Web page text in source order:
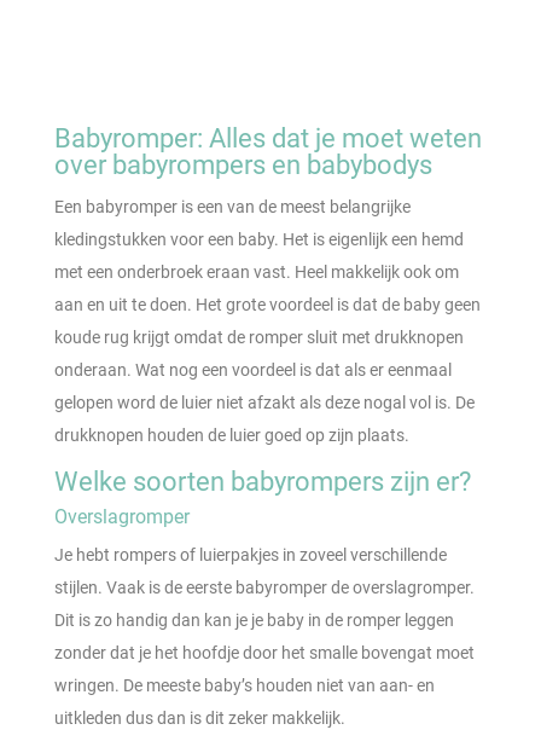
Babyromper: Alles dat je moet weten
over babyrompers en babybodys
Een babyromper is een van de meest belangrijke
kledingstukken voor een baby. Het is eigenlijk een hemd
met een onderbroek eraan vast. Heel makkelijk ook om
aan en uit te doen. Het grote voordeel is dat de baby geen
koude rug krijgt omdat de romper sluit met drukknopen
onderaan. Wat nog een voordeel is dat als er eenmaal
gelopen word de luier niet afzakt als deze nogal vol is. De
drukknopen houden de luier goed op zijn plaats.
Welke soorten babyrompers zijn er?
Overslagromper
Je hebt rompers of luierpakjes in zoveel verschillende
stijlen. Vaak is de eerste babyromper de overslagromper.
Dit is zo handig dan kan je je baby in de romper leggen
zonder dat je het hoofdje door het smalle bovengat moet
wringen. De meeste baby’s houden niet van aan- en
uitkleden dus dan is dit zeker makkelijk.